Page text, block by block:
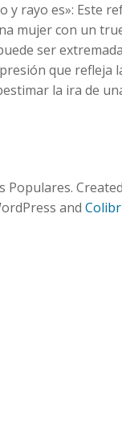
y rayo es»: Este
mujer con un
ser
que refleja
la ira de
Populares.
and